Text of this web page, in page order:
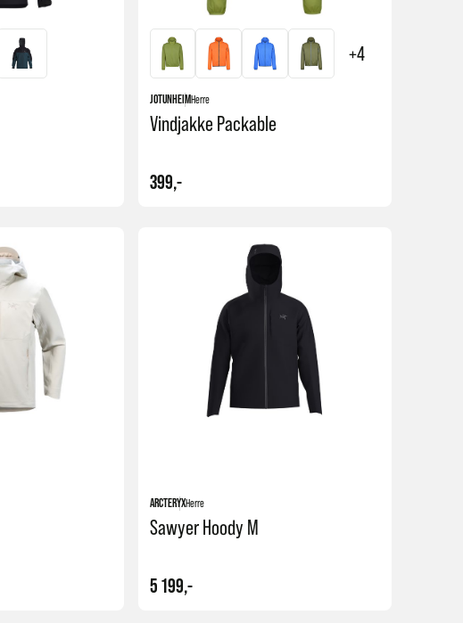
+4
JOTUNHEIMHerre
Vindjakke Packable
399,-
ARCTERYXHerre
Sawyer Hoody M
5 199,-